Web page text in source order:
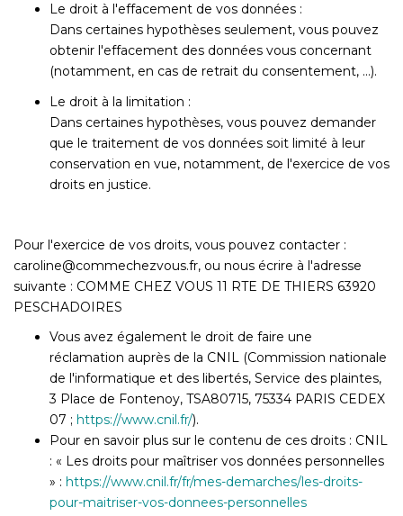
Le droit à l'effacement de vos données :
Dans certaines hypothèses seulement, vous pouvez
obtenir l'effacement des données vous concernant
(notamment, en cas de retrait du consentement, …).
Le droit à la limitation :
Dans certaines hypothèses, vous pouvez demander
que le traitement de vos données soit limité à leur
conservation en vue, notamment, de l'exercice de vos
droits en justice.
Pour l'exercice de vos droits, vous pouvez contacter :
caroline@commechezvous.fr, ou nous écrire à l'adresse
suivante : COMME CHEZ VOUS 11 RTE DE THIERS 63920
PESCHADOIRES
Vous avez également le droit de faire une
réclamation auprès de la CNIL (Commission nationale
de l'informatique et des libertés, Service des plaintes,
3 Place de Fontenoy, TSA80715, 75334 PARIS CEDEX
07 ; https://www.cnil.fr/).
Pour en savoir plus sur le contenu de ces droits : CNIL
: « Les droits pour maîtriser vos données personnelles
» : https://www.cnil.fr/fr/mes-demarches/les-droits-
pour-maitriser-vos-donnees-personnelles